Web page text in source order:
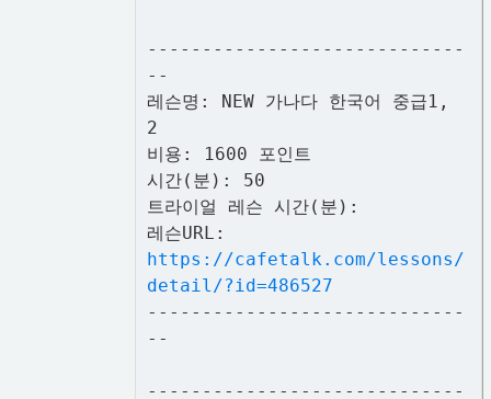
-----------------------------
--
레슨명: NEW 가나다 한국어 중급1,
2
비용: 1600 포인트
시간(분): 50
트라이얼 레슨 시간(분):
레슨URL:
https://cafetalk.com/lessons/
detail/?id=486527
-----------------------------
--
-----------------------------